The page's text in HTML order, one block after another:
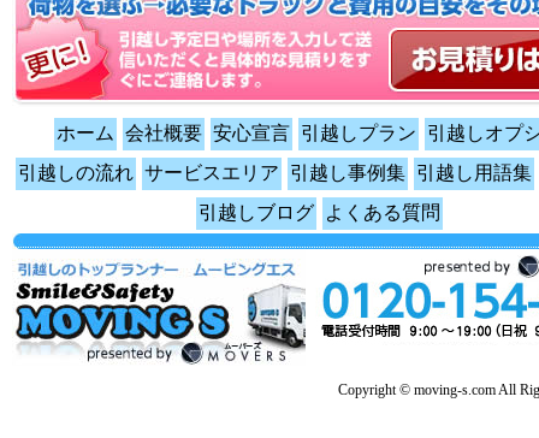
ホーム 会社概要 安心宣言 引越しプラン
引越しオプ
引越しの流れ サービスエリア 引越し事例集 引越し用語集
引越しブログ
よくある質問
Copyright © moving-s.com All